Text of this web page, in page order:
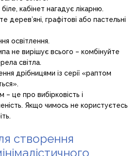
кабінет нагадує лікарню.
дерев’яні, графітові або пастельні
освітлення.
не вирішує всього – комбінуйте
світла.
дрібницями із серії «раптом
– це про вибірковість і
Якщо чимось не користуєтесь
створення